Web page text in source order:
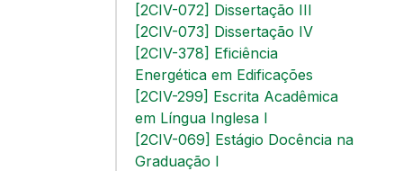
[2CIV-072] Dissertação III
[2CIV-073] Dissertação IV
[2CIV-378] Eficiência
Energética em Edificações
[2CIV-299] Escrita Acadêmica
em Língua Inglesa I
[2CIV-069] Estágio Docência na
Graduação I